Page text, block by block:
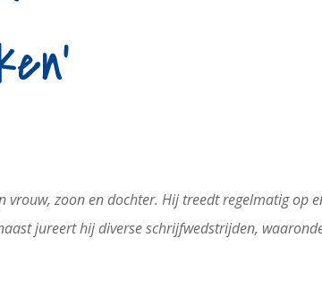
vrouw, zoon en dochter. Hij treedt regelmatig op
jureert hij diverse schrijfwedstrijden,